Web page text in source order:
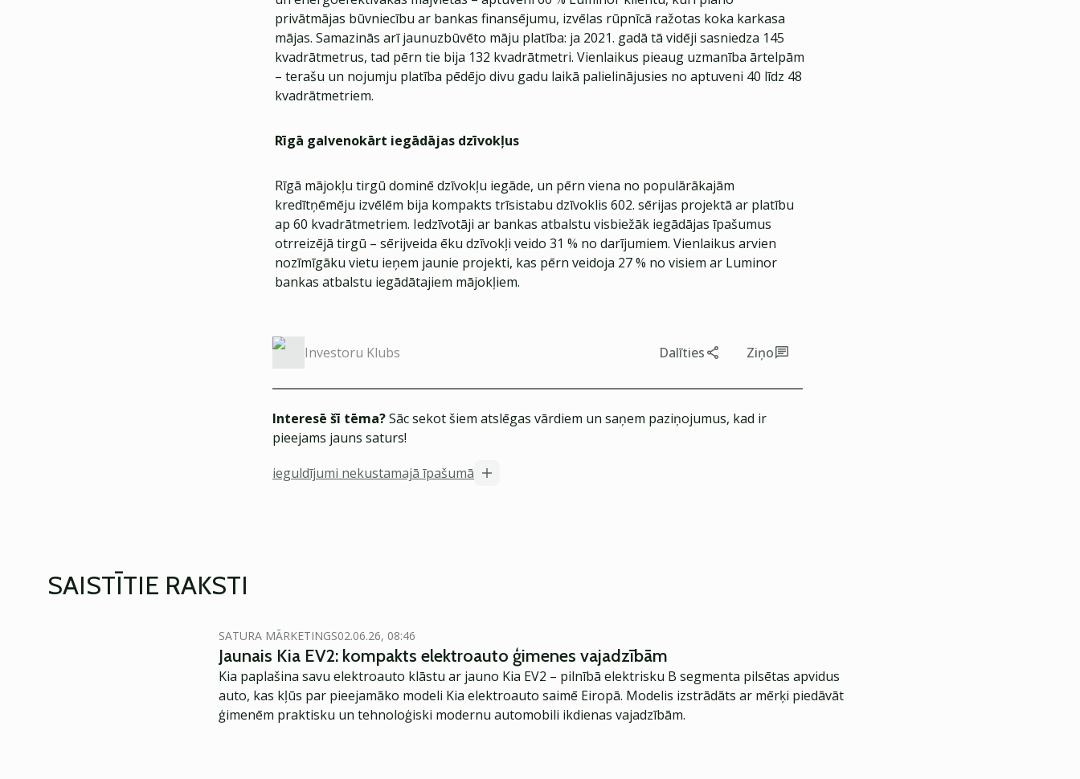
privātmājas būvniecību ar bankas finansējumu, izvēlas rūpnīcā ražotas koka karkasa
mājas. Samazinās arī jaunuzbūvēto māju platība: ja 2021. gadā tā vidēji sasniedza 145
kvadrātmetrus, tad pērn tie bija 132 kvadrātmetri. Vienlaikus pieaug uzmanība ārtelpām
– terašu un nojumju platība pēdējo divu gadu laikā palielinājusies no aptuveni 40 līdz 48
kvadrātmetriem.
Rīgā galvenokārt iegādājas dzīvokļus
Rīgā mājokļu tirgū dominē dzīvokļu iegāde, un pērn viena no populārākajām
kredītņēmēju izvēlēm bija kompakts trīsistabu dzīvoklis 602. sērijas projektā ar platību
ap 60 kvadrātmetriem. Iedzīvotāji ar bankas atbalstu visbiežāk iegādājas īpašumus
otrreizējā tirgū – sērijveida ēku dzīvokļi veido 31 % no darījumiem. Vienlaikus arvien
nozīmīgāku vietu ieņem jaunie projekti, kas pērn veidoja 27 % no visiem ar Luminor
bankas atbalstu iegādātajiem mājokļiem.
Investoru Klubs Dalīties Ziņo
Interesē šī tēma?Sāc sekot šiem atslēgas vārdiem un saņem paziņojumus, kad ir
pieejams jauns saturs!
ieguldījumi nekustamajā īpašumā
SAISTĪTIE RAKSTI
SATURA MĀRKETINGS02.06.26, 08:46
Jaunais Kia EV2: kompakts elektroauto ģimenes vajadzībām
Kia paplašina savu elektroauto klāstu ar jauno Kia EV2 – pilnībā elektrisku B segmenta pilsētas apvidus
auto, kas kļūs par pieejamāko modeli Kia elektroauto saimē Eiropā. Modelis izstrādāts ar mērķi piedāvāt
ģimenēm praktisku un tehnoloģiski modernu automobili ikdienas vajadzībām.